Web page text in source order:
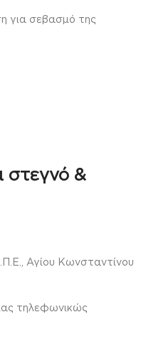
για σεβασμό της
στεγνό &
Αγίου Κωνσταντίνου
τηλεφωνικώς